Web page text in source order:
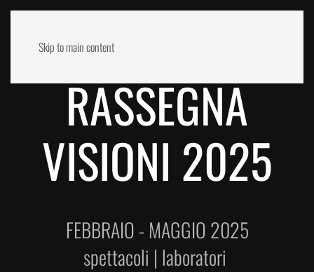
Skip to main content
RASSEGNA
VISIONI 2025
FEBBRAIO - MAGGIO 2025
spettacoli | laboratori